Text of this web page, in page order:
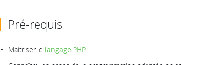
Pré-requis
Maîtriser le langage PHP